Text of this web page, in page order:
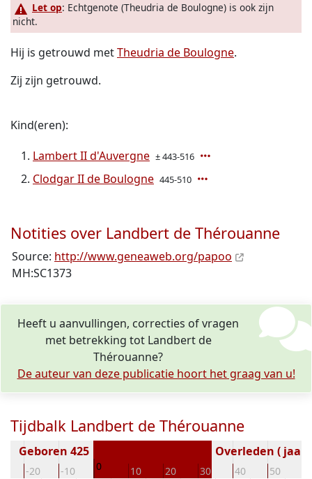
Let op: Echtgenote (Theudria de Boulogne) is ook zijn
nicht.
Hij is getrouwd metTheudria de Boulogne.
Zij zijn getrouwd.
Kind(eren):
Lambert II d'Auvergne ± 443-516
Clodgar II de Boulogne 445-510
Notities over Landbert de Thérouanne
Source: http://www.geneaweb.org/papoo
MH:SC1373
Heeft u aanvullingen, correcties of vragen
met betrekking tot Landbert de
Thérouanne?
De auteur van deze publicatie hoort het graag van u!
Tijdbalk Landbert de Thérouanne
-20 -10 0 10 20 30 40 50
Geboren 425 Overleden ( jaar)